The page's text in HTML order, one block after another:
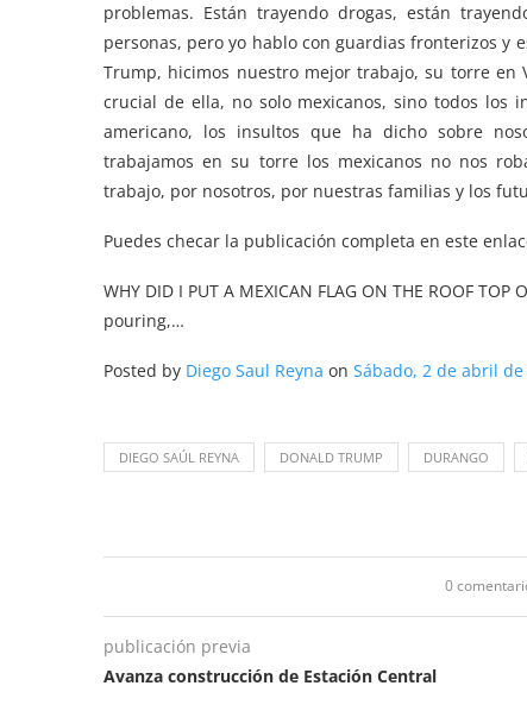
problemas. Están trayendo drogas, están
personas, pero yo hablo con guardias fronterizos y
Trump, hicimos nuestro mejor trabajo, su torre en
crucial de ella, no solo mexicanos, sino todos los
americano, los insultos que ha dicho sobre
trabajamos en su torre los mexicanos no nos
trabajo, por nosotros, por nuestras familias y los
Puedes checar la publicación completa en este
WHY DID I PUT A MEXICAN FLAG ON THE ROOF
pouring,…
Posted by Diego Saul Reyna on Sábado, 2 de abril de
DIEGO SAÚL REYNA DONALD TRUMP DURANGO
0
publicación previa
Avanza construcción de Estación Central